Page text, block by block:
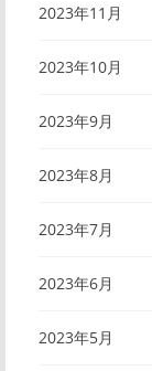
2023年11月
2023年10月
2023年9月
2023年8月
2023年7月
2023年6月
2023年5月